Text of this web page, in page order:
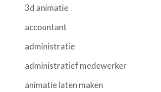
3d animatie
accountant
administratie
administratief medewerker
animatie laten maken